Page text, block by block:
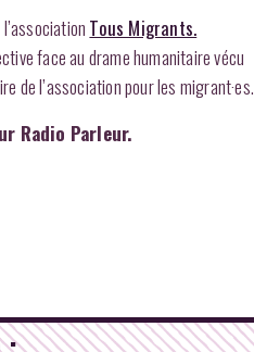
Tous Migrants.
face au drame humanitaire vécu
de l’association pour les migrant·es.
Radio Parleur.